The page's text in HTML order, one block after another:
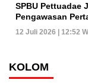
SPBU Pettuadae
Pengawasan
12 Juli 2026 | 12:52
KOLOM